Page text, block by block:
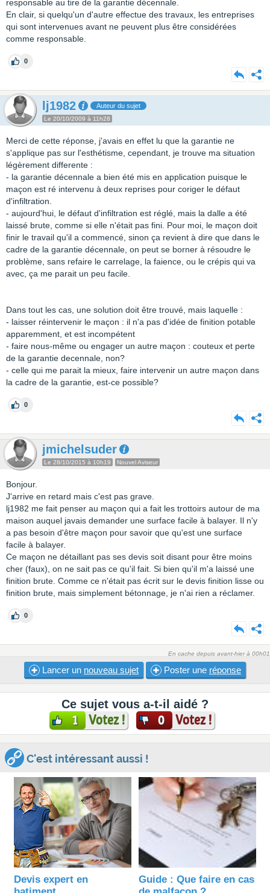
responsable au tire de la garantie décennale.
En clair, si quelqu'un d'autre effectue des travaux, les entreprises
qui sont intervenues avant ne peuvent plus être considérées
comme responsable.
0
lj1982 Auteur du sujet
Le 20/10/2009 à 11h28
Merci de cette réponse, j'avais en effet lu que la garantie ne
s'applique pas sur l'esthétisme, cependant, je trouve ma situation
légèrement differente :
- la garantie décennale a bien été mis en application puisque le
maçon est ré intervenu à deux reprises pour coriger le défaut
d'infiltration.
- aujourd'hui, le défaut d'infiltration est réglé, mais la dalle a été
laissé brute, comme si elle n'était pas fini. Pour moi, le maçon doit
finir le travail qu'il a commencé, sinon ça revient à dire que dans le
cadre de la garantie décennale, on peut se borner à résoudre le
problème, sans refaire le carrelage, la faience, ou le crépis qui va
avec, ça me parait un peu facile.
Dans tout les cas, une solution doit être trouvé, mais laquelle :
- laisser réintervenir le maçon : il n'a pas d'idée de finition potable
apparemment, et est incompétent
- faire nous-même ou engager un autre maçon : couteux et perte
de la garantie decennale, non?
- celle qui me parait la mieux, faire intervenir un autre maçon dans
la cadre de la garantie, est-ce possible?
0
jmichelsuder
Le 28/10/2015 à 10h19 Nouvel Aviseur
Bonjour.
J'arrive en retard mais c'est pas grave.
lj1982 me fait penser au maçon qui a fait les trottoirs autour de ma
maison auquel javais demander une surface facile à balayer. Il n'y
a pas besoin d'être maçon pour savoir que qu'est une surface
facile à balayer.
Ce maçon ne détaillant pas ses devis soit disant pour être moins
cher (faux), on ne sait pas ce qu'il fait. Si bien qu'il m'a laissé une
finition brute. Comme ce n'était pas écrit sur le devis finition lisse ou
finition brute, mais simplement bétonnage, je n'ai rien a réclamer.
0
En cache depuis avant-hier à 00h01
Lancer un nouveau sujet Poster une réponse
Ce sujet vous a-t-il aidé ?
1 Votez ! 0 Votez !
C'est intéressant aussi !
Devis expert en
Guide : Que faire en cas